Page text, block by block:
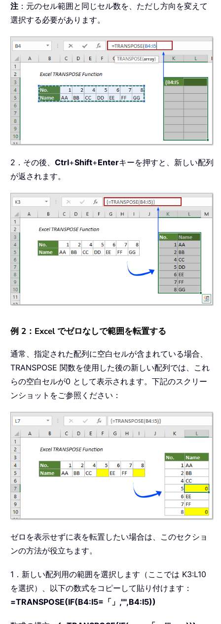
注 ：元のセル範囲と同じセル数を、ただし方向を変えて
選択する必要があります。
2．その後、 Ctrl+Shift+Enterキーを押すと、新しい配列
が返されます。
例 2：Excel でゼロなしで範囲を転置する
通常、指定された配列に空白セルが含まれている場合、
TRANSPOSE 関数を使用した後の新しい配列では、これ
らの空白セルが0 として表示されます。下記のスクリー
ンショットをご参照ください：
ゼロを表示せずに表を転置したい場合は、このセクショ
ンの方法が役立ちます。
1．新しい配列用の範囲を選択します（ここでは K3:L10
を選択）、以下の数式をコピーして貼り付けます：
=TRANSPOSE(IF(B4:I5=「」,"",B4:I5))